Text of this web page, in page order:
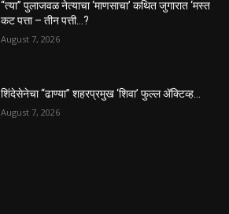
“त्या” पुलाजवळ नेत्याचा ‘माणसाचा’ कथित जुगारात ‘मस्त
कट पत्ता – तीन पत्ती…?
August 7, 2026
शिंदेसेनेचा “ढाण्या” शहरप्रमुख ‘शिवा’ फुल्ल ॲक्टिव्ह…
August 7, 2026